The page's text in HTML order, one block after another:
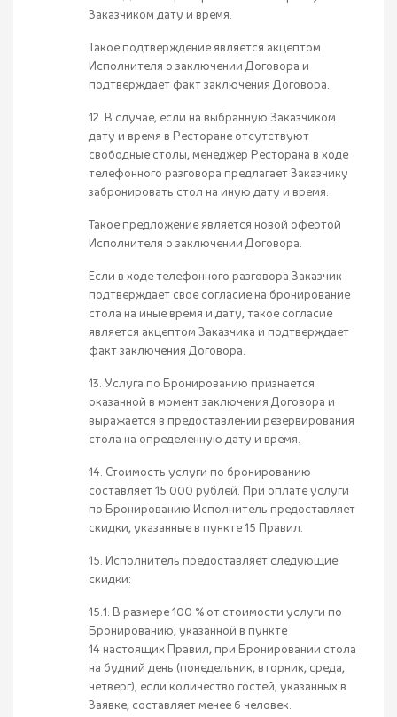
Заказчиком дату и время.
Такое подтверждение является акцептом
Исполнителя о заключении Договора и
подтверждает факт заключения Договора.
12. В случае, если на выбранную Заказчиком
дату и время в Ресторане отсутствуют
свободные столы, менеджер Ресторана в ходе
телефонного разговора предлагает Заказчику
забронировать стол на иную дату и время.
Такое предложение является новой офертой
Исполнителя о заключении Договора.
Если в ходе телефонного разговора Заказчик
подтверждает свое согласие на бронирование
стола на иные время и дату, такое согласие
является акцептом Заказчика и подтверждает
факт заключения Договора.
13. Услуга по Бронированию признается
оказанной в момент заключения Договора и
выражается в предоставлении резервирования
стола на определенную дату и время.
14. Стоимость услуги по бронированию
составляет 15 000 рублей. При оплате услуги
по Бронированию Исполнитель предоставляет
скидки, указанные в пункте 15 Правил.
15. Исполнитель предоставляет следующие
скидки:
15.1. В размере 100 % от стоимости услуги по
Бронированию, указанной в пункте
14 настоящих Правил, при Бронировании стола
на будний день (понедельник, вторник, среда,
четверг), если количество гостей, указанных в
Заявке, составляет менее 6 человек.